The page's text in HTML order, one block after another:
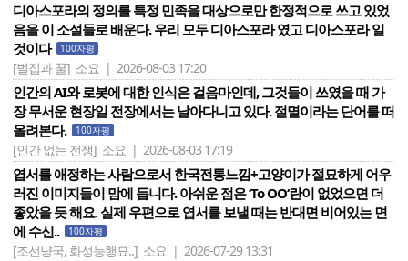
디아스포라의 정의를 특정 민족을 대상으로만 한정적으로 쓰고 있었
음을 이 소설들로 배운다. 우리 모두 디아스포라 였고 디아스포라 일
것이다
100자평
[벌집과 꿀] 소요 | 2026-08-03 17:20
인간의 AI와 로봇에 대한 인식은 걸음마인데, 그것들이 쓰였을 때 가
장 무서운 현장일 전장에서는 날아다니고 있다. 절멸이라는 단어를 떠
올려본다.
100자평
[인간 없는 전쟁] 소요 | 2026-08-03 17:19
엽서를 애정하는 사람으로서 한국전통느낌+고양이가 절묘하게 어우
러진 이미지들이 맘에 듭니다. 아쉬운 점은 ‘To OO‘란이 없었으면 더
좋았을 듯 해요. 실제 우편으로 엽서를 보낼 때는 반대면 비어있는 면
에 수신..
100자평
[조선냥국, 화성능행묘..] 소요 | 2026-07-29 13:31